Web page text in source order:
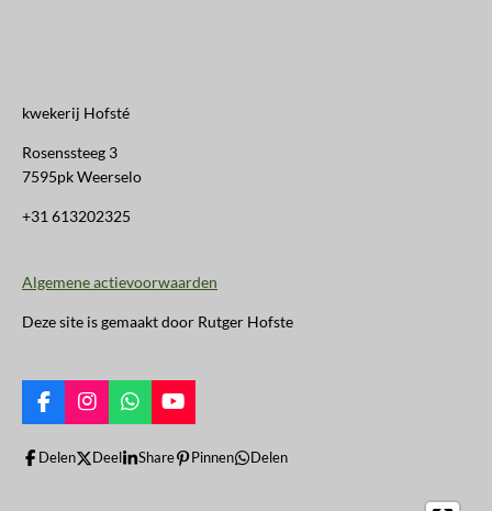
kwekerij Hofsté
Rosenssteeg 3
7595pk Weerselo
+31 613202325
Algemene actievoorwaarden
Deze site is gemaakt door Rutger Hofste
F
a
c
I
n
s
t
W
h
a
t
Y
o
u
T
Delen Deel Share Pinnen Delen